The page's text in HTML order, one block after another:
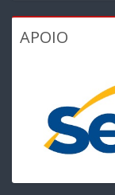
APOIO